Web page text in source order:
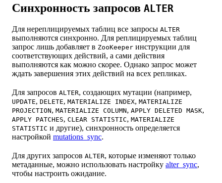
Синхронность запросов ALTER
Для нереплицируемых таблиц все запросы ALTER
выполняются синхронно. Для реплицируемых таблиц
запрос лишь добавляет в ZooKeeper инструкции для
соответствующих действий, а сами действия
выполняются как можно скорее. Однако запрос может
ждать завершения этих действий на всех репликах.
Для запросов ALTER, создающих мутации (например,
UPDATE, DELETE, MATERIALIZE INDEX, MATERIALIZE
PROJECTION, MATERIALIZE COLUMN, APPLY DELETED MASK,
APPLY PATCHES, CLEAR STATISTIC, MATERIALIZE
STATISTIC и другие), синхронность определяется
настройкой mutations_sync.
Для других запросов ALTER, которые изменяют только
метаданные, можно использовать настройку alter_sync,
чтобы настроить ожидание.